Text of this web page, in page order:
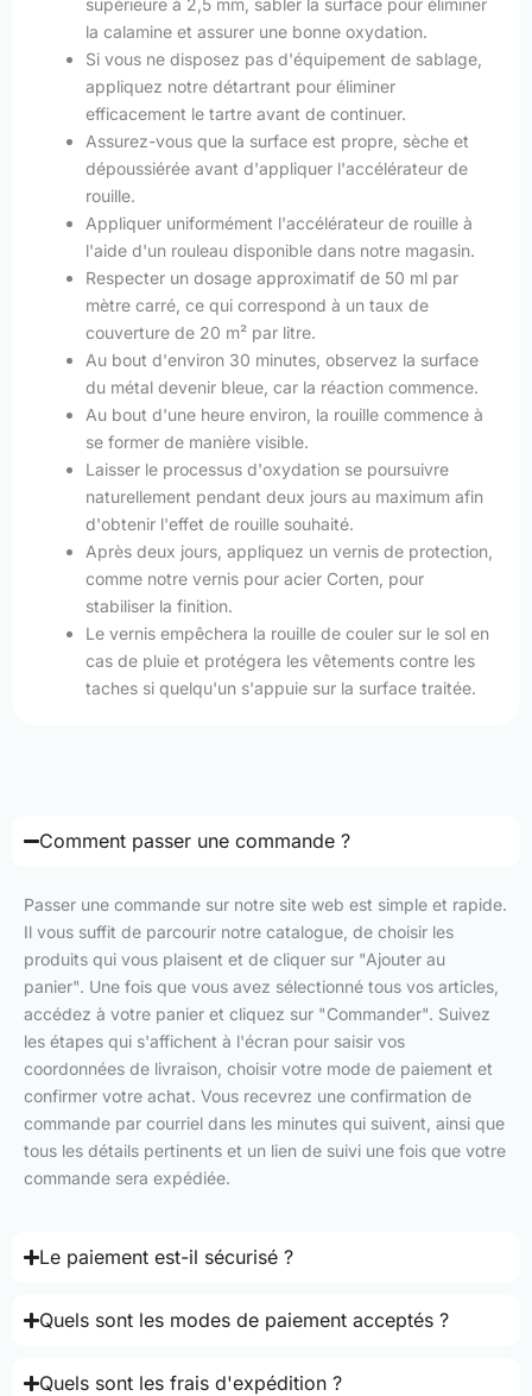
la calamine et assurer une bonne oxydation.
Si vous ne disposez pas d'équipement de sablage,
appliquez notre détartrant pour éliminer
efficacement le tartre avant de continuer.
Assurez-vous que la surface est propre, sèche et
dépoussiérée avant d'appliquer l'accélérateur de
rouille.
Appliquer uniformément l'accélérateur de rouille à
l'aide d'un rouleau disponible dans notre magasin.
Respecter un dosage approximatif de 50 ml par
mètre carré, ce qui correspond à un taux de
couverture de 20 m² par litre.
Au bout d'environ 30 minutes, observez la surface
du métal devenir bleue, car la réaction commence.
Au bout d'une heure environ, la rouille commence à
se former de manière visible.
Laisser le processus d'oxydation se poursuivre
naturellement pendant deux jours au maximum afin
d'obtenir l'effet de rouille souhaité.
Après deux jours, appliquez un vernis de protection,
comme notre vernis pour acier Corten, pour
stabiliser la finition.
Le vernis empêchera la rouille de couler sur le sol en
cas de pluie et protégera les vêtements contre les
taches si quelqu'un s'appuie sur la surface traitée.
Comment passer une commande ?
Passer une commande sur notre site web est simple et rapide.
Il vous suffit de parcourir notre catalogue, de choisir les
produits qui vous plaisent et de cliquer sur "Ajouter au
panier". Une fois que vous avez sélectionné tous vos articles,
accédez à votre panier et cliquez sur "Commander". Suivez
les étapes qui s'affichent à l'écran pour saisir vos
coordonnées de livraison, choisir votre mode de paiement et
confirmer votre achat. Vous recevrez une confirmation de
commande par courriel dans les minutes qui suivent, ainsi que
tous les détails pertinents et un lien de suivi une fois que votre
commande sera expédiée.
Le paiement est-il sécurisé ?
Quels sont les modes de paiement acceptés ?
Quels sont les frais d'expédition ?